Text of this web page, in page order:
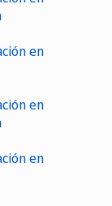
en
en
en